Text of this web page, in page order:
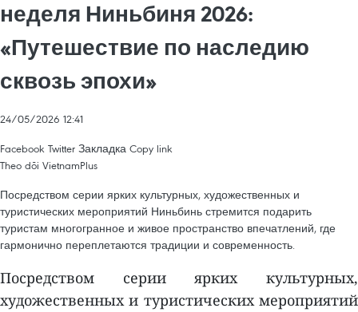
неделя Ниньбиня 2026:
«Путешествие по наследию
сквозь эпохи»
24/05/2026 12:41
Facebook Twitter Закладка Copy link
Theo dõi VietnamPlus
Посредством серии ярких культурных, художественных и
туристических мероприятий Ниньбинь стремится подарить
туристам многогранное и живое пространство впечатлений, где
гармонично переплетаются традиции и современность.
Посредством серии ярких культурных,
художественных и туристических мероприятий